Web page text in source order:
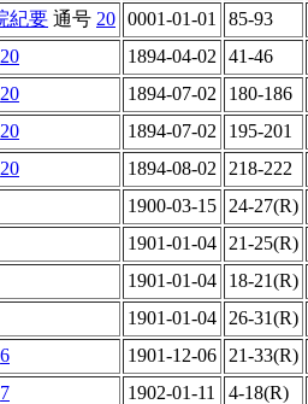
紀要 通号 20 0001-01-01 85-93
20 1894-04-02 41-46
20 1894-07-02 180-186
20 1894-07-02 195-201
20 1894-08-02 218-222
1900-03-15 24-27(R)
1901-01-04 21-25(R)
1901-01-04 18-21(R)
1901-01-04 26-31(R)
6 1901-12-06 21-33(R)
7 1902-01-11 4-18(R)